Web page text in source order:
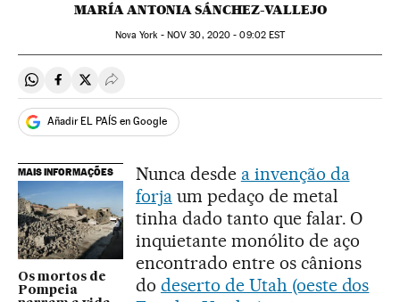
MARÍA ANTONIA SÁNCHEZ-VALLEJO
Nova York - NOV 30, 2020 - 09:02EST
Compartir en Whatsapp
Compartir en Facebook
Compartir en Twitter
Desplegar Redes Sociales
Añadir EL PAÍS en Google
MAIS INFORMAÇÕES
Os mortos de
Pompeia
Nunca desde a invenção da
forjaum pedaço de metal
tinha dado tanto que falar. O
inquietante monólito de aço
encontrado entre os cânions
do deserto de Utah (oeste dos